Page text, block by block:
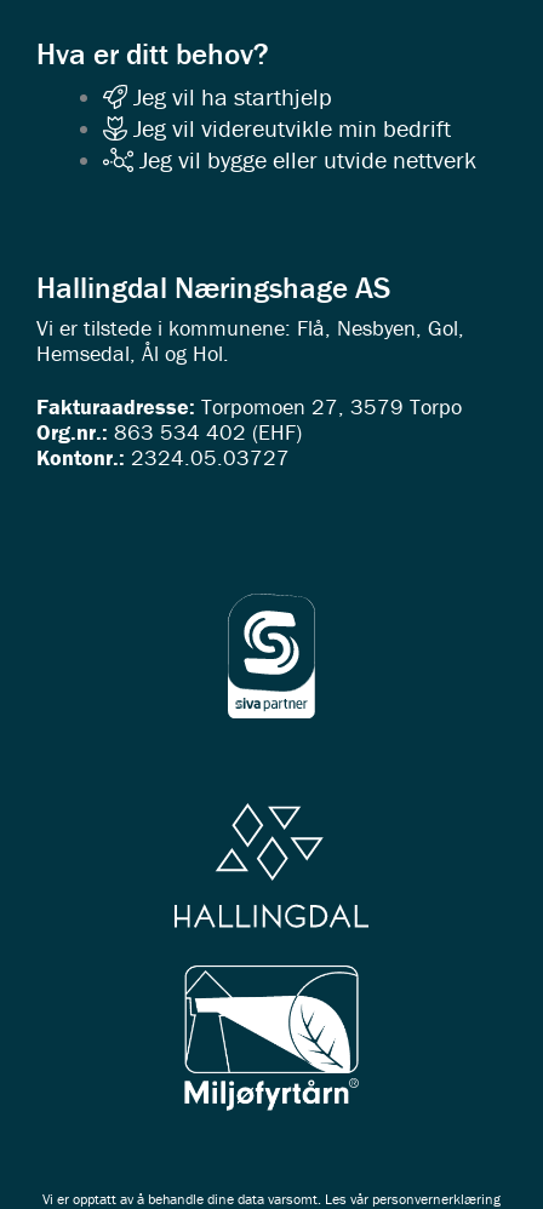
Hva er ditt behov?
Jeg vil ha starthjelp
Jeg vil videreutvikle min bedrift
Jeg vil bygge eller utvide nettverk
Hallingdal Næringshage AS
Vi er tilstede i kommunene: Flå, Nesbyen, Gol,
Hemsedal, Ål og Hol.
Fakturaadresse: Torpomoen 27, 3579 Torpo
Org.nr.: 863 534 402 (EHF)
Kontonr.: 2324.05.03727
Vi er opptatt av å behandle dine data varsomt. Les vår personvernerklæring